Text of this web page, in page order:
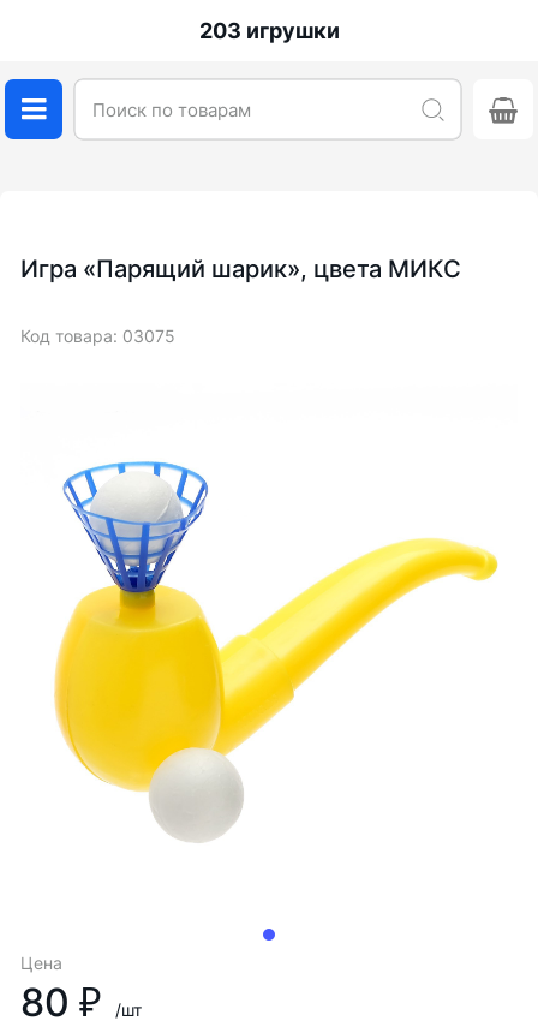
203 игрушки
Цена
80 ₽ /шт
Игра «Парящий шарик», цвета МИКС
Код товара: 03075